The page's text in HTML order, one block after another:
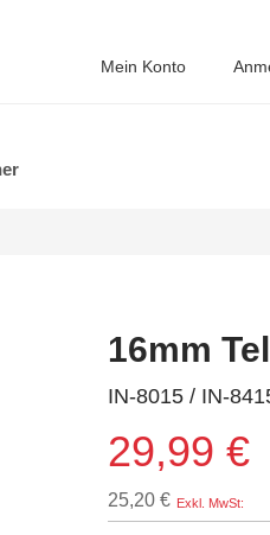
Mein Konto
16mm
IN-8015 / IN-
29,99 €
25,20 €